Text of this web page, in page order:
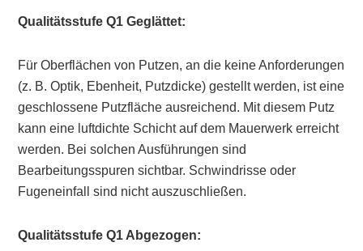
QualitätsstufeQ1 Geglättet:
Für Oberflächen von Putzen, an die keine Anforderungen
(z. B. Optik, Ebenheit, Putzdicke) gestellt werden, ist eine
geschlossene Putzfläche ausreichend. Mit diesem Putz
kann eine luftdichte Schicht auf dem Mauerwerk erreicht
werden. Bei solchen Ausführungen sind
Bearbeitungsspuren sichtbar. Schwindrisse oder
Fugeneinfall sind nicht auszuschließen.
Qualitätsstufe Q1 Abgezogen: